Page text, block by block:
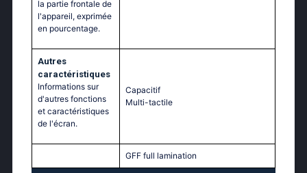
la partie frontale de
l'appareil, exprimée
en pourcentage.
Autres
caractéristiques
Informations sur
d'autres fonctions
et caractéristiques
de l'écran.
Capacitif
Multi-tactile
GFF full lamination